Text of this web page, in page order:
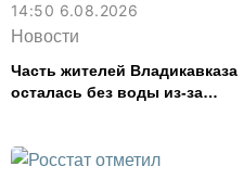
14:50 6.08.2026
Новости
Часть жителей Владикавказа
осталась без воды из-за